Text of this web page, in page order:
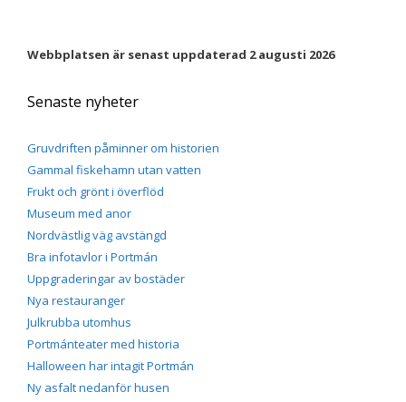
Webbplatsen är senast uppdaterad 2 augusti 2026
Senaste nyheter
Gruvdriften påminner om historien
Gammal fiskehamn utan vatten
Frukt och grönt i överflöd
Museum med anor
Nordvästlig väg avstängd
Bra infotavlor i Portmán
Uppgraderingar av bostäder
Nya restauranger
Julkrubba utomhus
Portmánteater med historia
Halloween har intagit Portmán
Ny asfalt nedanför husen